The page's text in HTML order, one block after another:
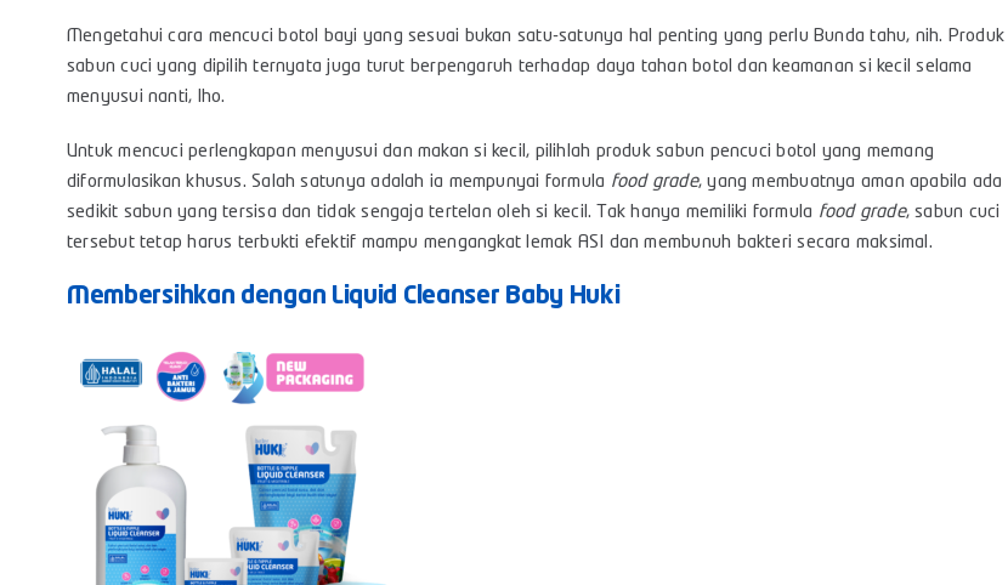
Mengetahui cara mencuci botol bayi yang sesuai bukan satu-satunya hal penting yang perlu Bunda tahu, nih. Produk
sabun cuci yang dipilih ternyata juga turut berpengaruh terhadap daya tahan botol dan keamanan si kecil selama
menyusui nanti, lho.
Untuk mencuci perlengkapan menyusui dan makan si kecil, pilihlah produk sabun pencuci botol yang memang
diformulasikan khusus. Salah satunya adalah ia mempunyai formula food grade, yang membuatnya aman apabila ada
sedikit sabun yang tersisa dan tidak sengaja tertelan oleh si kecil. Tak hanya memiliki formula food grade, sabun cuci
tersebut tetap harus terbukti efektif mampu mengangkat lemak ASI dan membunuh bakteri secara maksimal.
Membersihkan dengan Liquid Cleanser Baby Huki